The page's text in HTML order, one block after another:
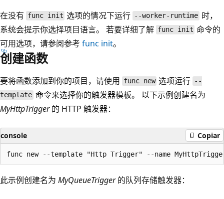
在没有 func init 选项的情况下运行 --worker-runtime 时，
系统会提示你选择项目语言。 若要详细了解 func init 命令的
可用选项，请参阅参考 func init。
创建函数
要将函数添加到你的项目，请使用 func new 选项运行 --
template 命令来选择你的触发器模板。 以下示例创建名为
MyHttpTrigger的 HTTP 触发器：
console Copiar
此示例创建名为 MyQueueTrigger的队列存储触发器：